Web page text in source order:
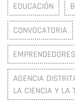
EDUCACIÓN
CONVOCATORIA
EMPRENDEDORES
AGENCIA
LA CIENCIA Y LA